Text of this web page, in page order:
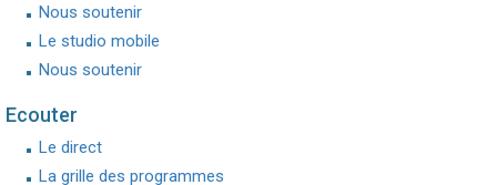
Nous soutenir
Le studio mobile
Nous soutenir
Ecouter
Le direct
La grille des programmes